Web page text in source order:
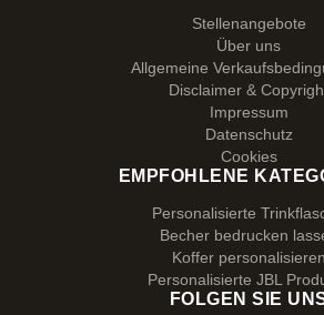
Stellenangebote
Über uns
Allgemeine
Disclaimer &
Impressum
Datenschutz
Cookies
EMPFOHLENE
Personalisierte
Becher bedrucken
Koffer personalisieren
Personalisierte JBL
FOLGEN SIE